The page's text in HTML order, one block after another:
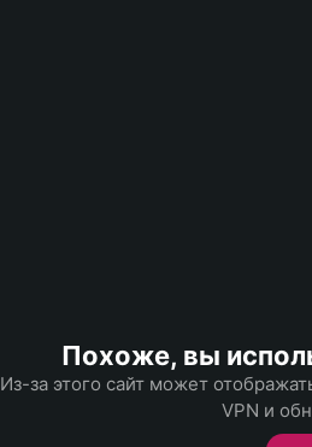
Похоже, вы
Из-за этого сайт может
VPN и